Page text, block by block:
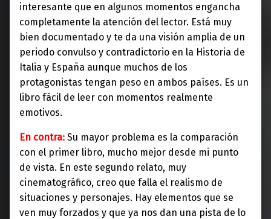
interesante que en algunos momentos engancha
completamente la atención del lector. Está muy
bien documentado y te da una visión amplia de un
periodo convulso y contradictorio en la Historia de
Italia y España aunque muchos de los
protagonistas tengan peso en ambos países. Es un
libro fácil de leer con momentos realmente
emotivos.
En contra: Su mayor problema es la comparación
con el primer libro, mucho mejor desde mi punto
de vista. En este segundo relato, muy
cinematográfico, creo que falla el realismo de
situaciones y personajes. Hay elementos que se
ven muy forzados y que ya nos dan una pista de lo